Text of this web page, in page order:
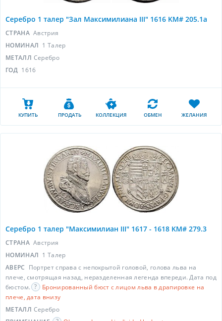
Серебро 1 талер "Зал Максимилиана III" 1616 KM# 205.1a
СТРАНА Австрия
НОМИНАЛ 1 Талер
МЕТАЛЛ Серебро
ГОД 1616
КУПИТЬ ПРОДАТЬ КОЛЛЕКЦИЯ ОБМЕН ЖЕЛАНИЯ
Серебро 1 талер "Максимилиан III" 1617 - 1618 KM# 279.3
СТРАНА Австрия
НОМИНАЛ 1 Талер
АВЕРС Портрет справа с непокрытой головой, голова льва на
плече, смотрящая назад, неразделенная легенда впереди. Дата под
бюстом.
Бронированный бюст с лицом льва в драпировке на
плече, дата внизу
МЕТАЛЛ Серебро